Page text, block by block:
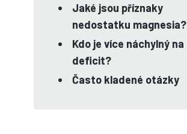
Jaké jsou příznaky
nedostatku magnesia?
Kdo je více náchylný na
deficit?
Často kladené otázky